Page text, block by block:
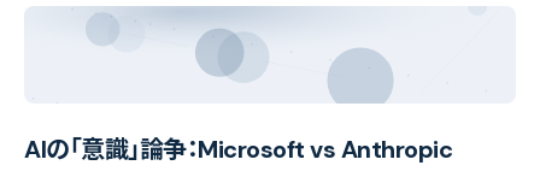
AIの「意識」論争：Microsoft vs Anthropic